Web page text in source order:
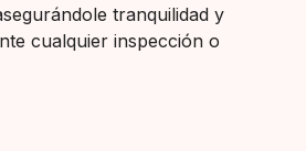
tranquilidad y
cualquier inspección o